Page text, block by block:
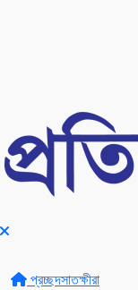
প্রচ্ছদসাতক্ষীরা